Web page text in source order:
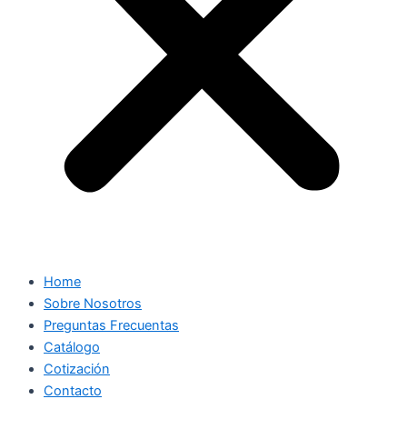
Home
Sobre Nosotros
Preguntas Frecuentas
Catálogo
Cotización
Contacto